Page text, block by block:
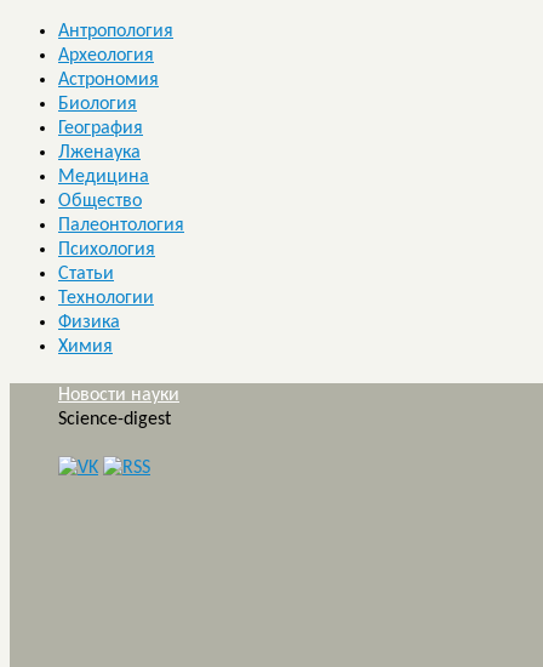
Антропология
Археология
Астрономия
Биология
География
Лженаука
Медицина
Общество
Палеонтология
Психология
Статьи
Технологии
Физика
Химия
Новости науки
Science-digest